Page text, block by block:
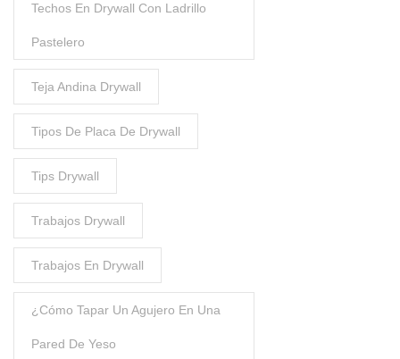
Techos En Drywall Con Ladrillo
Pastelero
Teja Andina Drywall
Tipos De Placa De Drywall
Tips Drywall
Trabajos Drywall
Trabajos En Drywall
¿Cómo Tapar Un Agujero En Una
Pared De Yeso